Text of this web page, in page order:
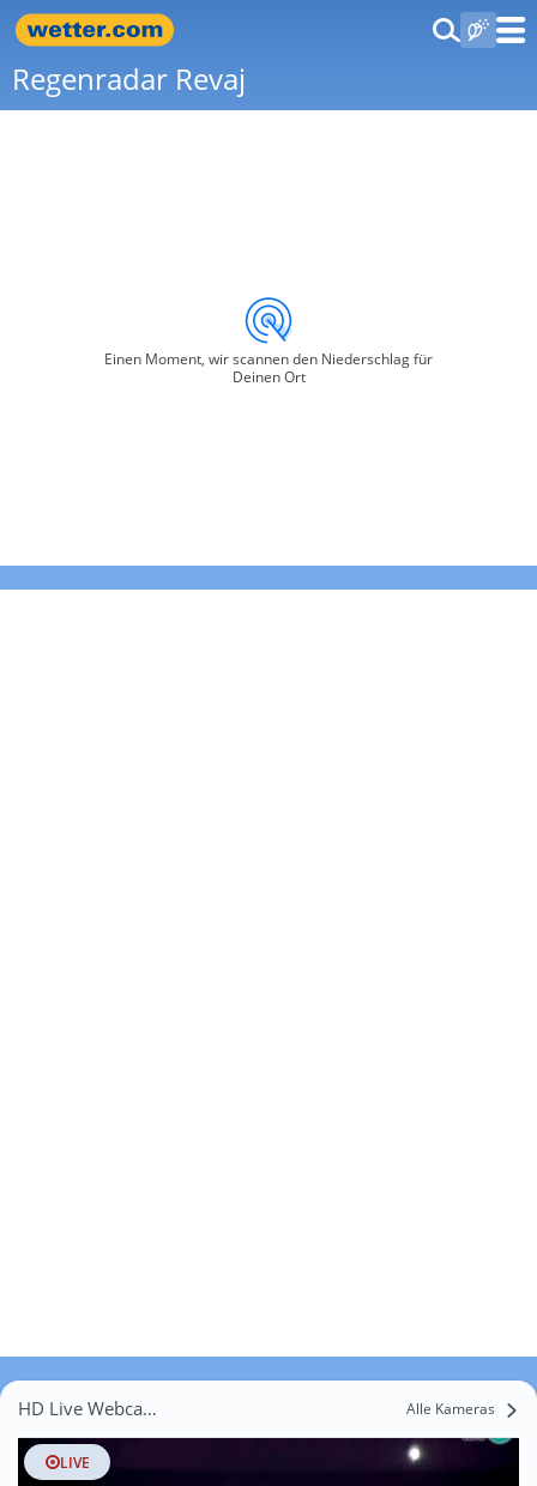
Regenradar Revaj
Einen Moment, wir scannen den Niederschlag für
Deinen Ort
HD Live Webcams Revaj Alle Kameras
LIVE